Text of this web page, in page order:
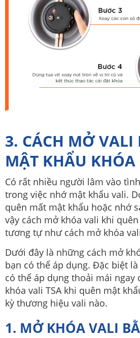
3. CÁCH MỞ VALI
MẬT KHẨU KHÓA
Có rất nhiều người lâm vào
trong việc nhớ mật khẩu vali.
quên mất mật khẩu hoặc nhớ
vậy cách mở khóa vali khi
tương tự như cách mở khóa
Dưới đây là những cách mở
bạn có thể áp dụng. Đặc biệt
có thể áp dụng thoải mái ngay
khóa vali TSA khi quên mật
kỳ thương hiệu vali nào.
1. MỞ KHÓA VALI